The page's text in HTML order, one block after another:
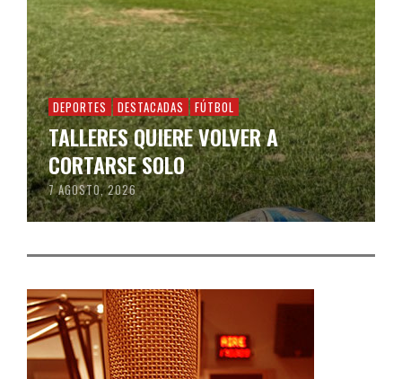
DEPORTES DESTACADAS FÚTBOL
TALLERES QUIERE VOLVER A
CORTARSE SOLO
7 AGOSTO, 2026